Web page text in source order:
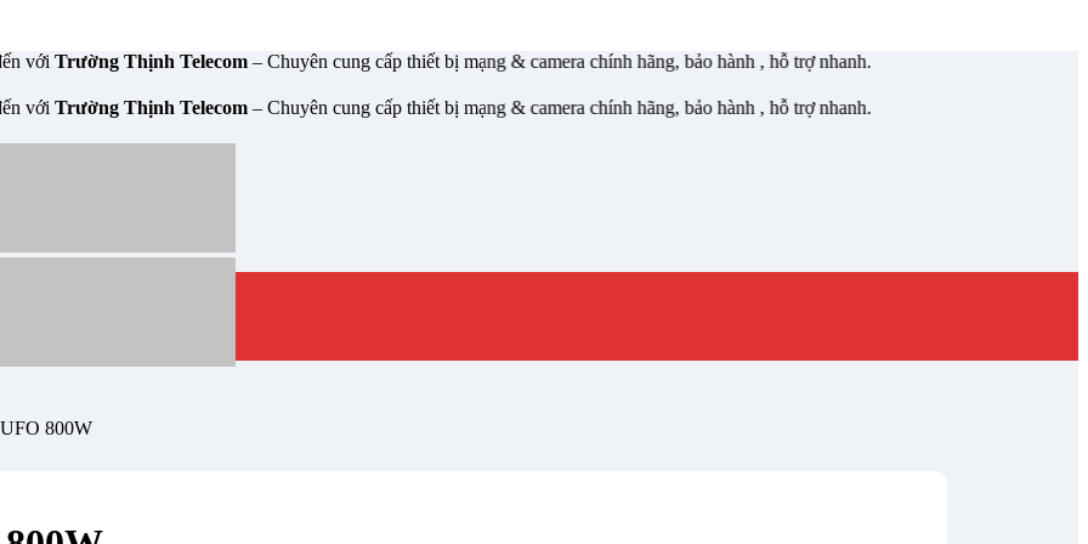
Telecom– Chuyên cung cấp thiết bị mạng & camera chính hãng, bảo hành , hỗ trợ nhanh.
Telecom– Chuyên cung cấp thiết bị mạng & camera chính hãng, bảo hành , hỗ trợ nhanh.
800W